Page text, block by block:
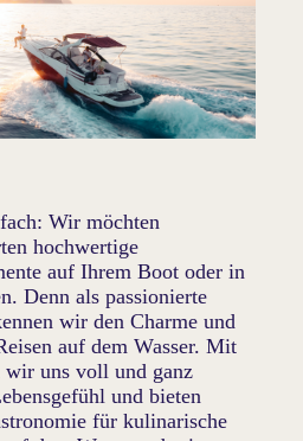
Wir möchten
hochwertige
auf Ihrem Boot oder in
Denn als passionierte
wir den Charme und
auf dem Wasser. Mit
uns voll und ganz
und bieten
für kulinarische